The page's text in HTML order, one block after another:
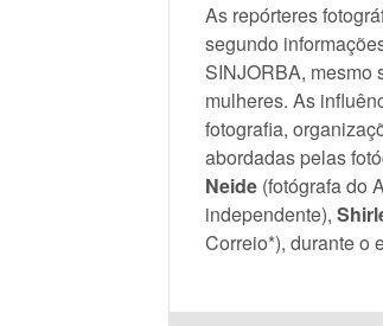
As repórteres
segundo
SINJORBA, mesmo
mulheres. As
fotografia,
abordadas pelas
Neide (fotógrafa do
independente),
Correio*), durante o